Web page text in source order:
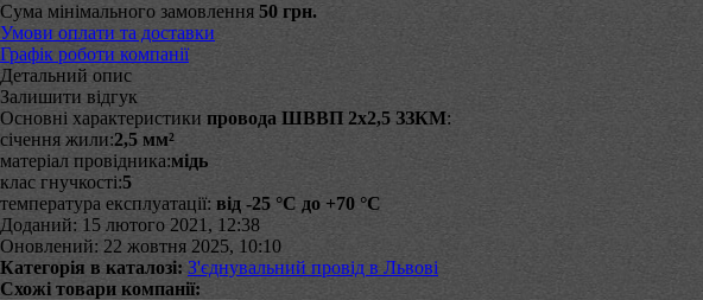
Сума мінімального замовлення 50 грн.
Умови оплати та доставки
Графік роботи компанії
Детальний опис
Залишити відгук
Основні характеристики провода ШВВП 2х2,5 ЗЗКМ:
січення жили:2,5 мм²
матеріал провідника:мідь
клас гнучкості:5
температура експлуатації: від -25 °С до +70 °С
Доданий: 15 лютого 2021, 12:38
Оновлений: 22 жовтня 2025, 10:10
Категорія в каталозі: З'єднувальний провід в Львові
Схожі товари компанії: